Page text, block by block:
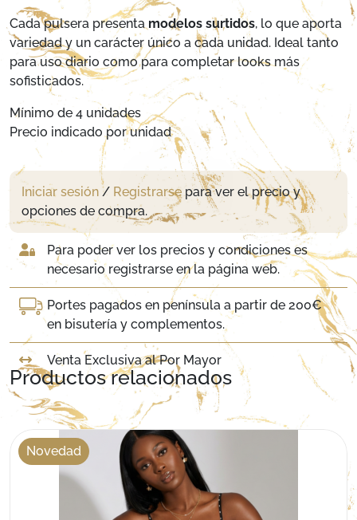
Cada pulsera presentamodelos surtidos, lo que aporta
variedad y un carácter único a cada unidad. Ideal tanto
para uso diario como para completar looks más
sofisticados.
Mínimo de 4 unidades
Precio indicado por unidad
Iniciar sesión / Registrarsepara ver el precio y
opciones de compra.
Para poder ver los precios y condiciones es
necesario registrarse en la página web.
Portes pagados en península a partir de 200€
en bisutería y complementos.
Venta Exclusiva al Por Mayor
Productos relacionados
Novedad